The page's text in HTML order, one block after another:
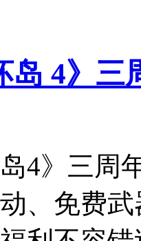
岛 4》
岛4》三
、免费